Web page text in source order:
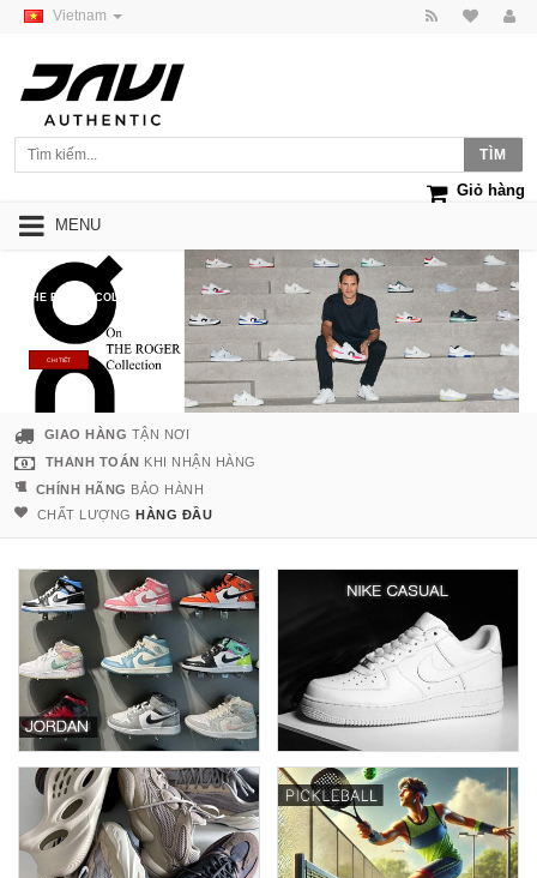
Vietnam
Giỏ hàng
MENU
THE ROGER COLLECTION
CHI TIẾT
GIAO HÀNG TẬN NƠI
THANH TOÁN KHI NHẬN HÀNG
CHÍNH HÃNG BẢO HÀNH
CHẤT LƯỢNG HÀNG ĐẦU